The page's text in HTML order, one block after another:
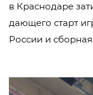
в Краснодаре
дающего старт
России и